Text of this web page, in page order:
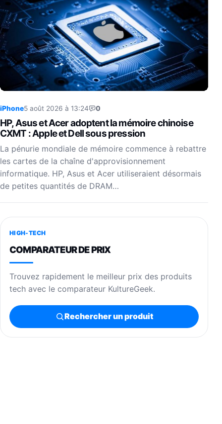
iPhone5 août 2026 à 13:24 0
HP, Asus et Acer adoptent la mémoire chinoise
CXMT : Apple et Dell sous pression
La pénurie mondiale de mémoire commence à rebattre
les cartes de la chaîne d'approvisionnement
informatique. HP, Asus et Acer utiliseraient désormais
de petites quantités de DRAM…
HIGH-TECH
COMPARATEUR DE PRIX
Trouvez rapidement le meilleur prix des produits
tech avec le comparateur KultureGeek.
Rechercher un produit